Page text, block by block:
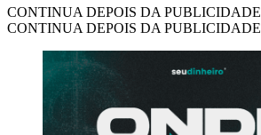
CONTINUA DEPOIS DA PUBLICIDADE
CONTINUA DEPOIS DA PUBLICIDADE